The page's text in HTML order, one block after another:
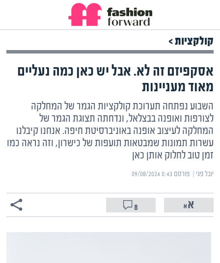
קולקציות >
אסקפיזם זה לא. אבל יש כאן כמה נעליים
מאוד מעניינות
השבוע נפתחה תערוכת קולקציות הגמר של המחלקה
לצורפות ואופנה בבצלאל, ונדחתה תצוגת הגמר של
המחלקה לעיצוב אופנה באוניברסיטת חיפה. אנחנו קיבלנו
עשרות תמונות שמבטאות תועפות של כישרון, וזה נראה כמו
זמן טוב לחלוק אותן כאן
יובל פגי | ‏פורסם ‎09/08/2024 0:43
8